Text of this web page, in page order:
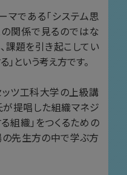
マである「システム思
の関係で見るのではな
課題を引き起こしてい
という考え方です。
ッツ工科大学の上級講
が提唱した組織マネジ
組織」をつくるための
の先生方の中で学ぶ方